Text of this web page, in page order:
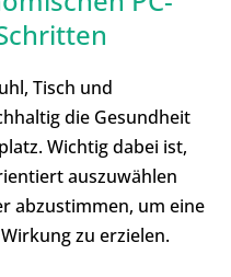
Tisch und
die Gesundheit
Wichtig dabei ist,
auszuwählen
abzustimmen, um eine
zu erzielen.